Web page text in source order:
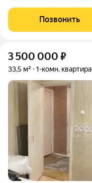
2% 3. «Большой семье большая скидка» от 1% до 3% По
каждому виду скидок
Позвонить
3 500 000 ₽
33,5 м² 1-комн. квартира